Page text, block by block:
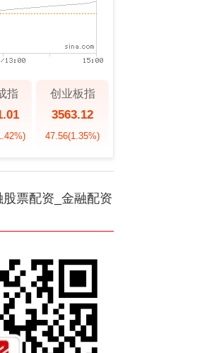
指 创业板指
3563.12
47.56(1.35%)
票配资_金融配资